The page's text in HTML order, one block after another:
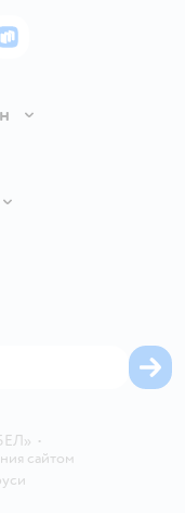
RuStore
cookie
•
сайтом